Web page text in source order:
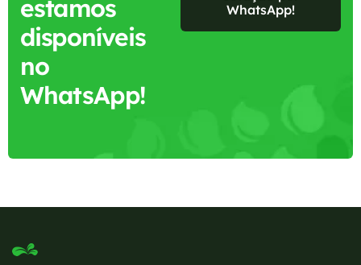
estamos
disponíveis
no
WhatsApp!
WhatsApp!